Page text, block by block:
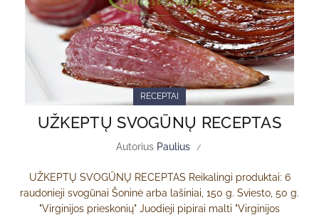
RECEPTAI
UŽKEPTŲ SVOGŪNŲ RECEPTAS
Autorius Paulius
UŽKEPTŲ SVOGŪNŲ RECEPTAS Reikalingi produktai: 6
raudonieji svogūnai Šoninė arba lašiniai, 150 g. Sviesto, 50 g.
"Virginijos prieskonių" Juodieji pipirai malti "Virginijos